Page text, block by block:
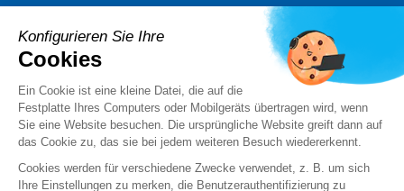
Senden Sie uns Ihre Anfrage
Folgen Sie uns
Konfigurieren Sie Ihre
Cookies
Ein Cookie ist eine kleine Datei, die auf die
Festplatte Ihres Computers oder Mobilgeräts übertragen wird, wenn
Sie eine Website besuchen. Die ursprüngliche Website greift dann auf
das Cookie zu, das sie bei jedem weiteren Besuch wiedererkennt.
Cookies werden für verschiedene Zwecke verwendet, z. B. um sich
Ihre Einstellungen zu merken, die Benutzerauthentifizierung zu